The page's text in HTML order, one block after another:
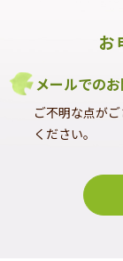
お
メールでの
ご不明な点が
ください。